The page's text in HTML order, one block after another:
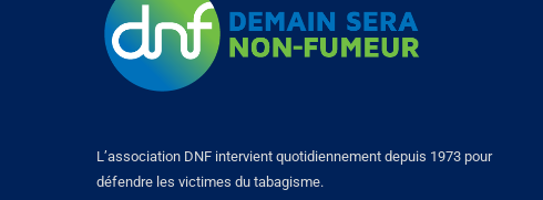
L’association DNF intervient quotidiennement depuis 1973 pour
défendre les victimes du tabagisme.